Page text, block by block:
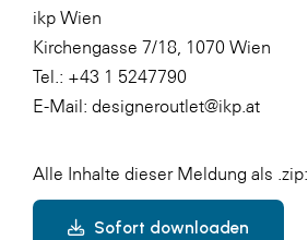
ikp Wien
Kirchengasse 7/18, 1070 Wien
Tel.: +43 1 5247790
E-Mail: designeroutlet@ikp.at
Alle Inhalte dieser Meldung als .zip:
Sofort downloaden